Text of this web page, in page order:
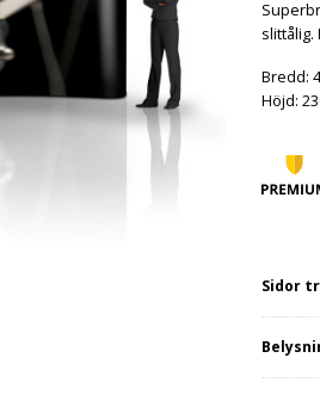
slittålig.
Bredd:
Höjd:
Sidor